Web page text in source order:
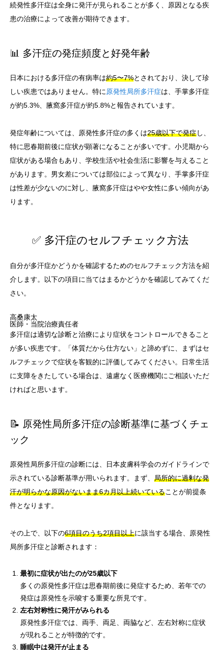
続発性多汗症は全身に発汗が見られることが多く、原因となる疾
患の治療によって改善が期待できます。
📊 多汗症の発症頻度と好発年齢
日本における多汗症の有病率は約5〜7%とされており、決して珍
しい疾患ではありません。特に 原発性局所多汗症は、手掌多汗症
が約5.3%、腋窩多汗症が約5.8%と報告されています。
発症年齢については、原発性多汗症の多くは25歳以下で発症し、
特に思春期前後に症状が顕著になることが多いです。小児期から
症状がある場合もあり、学校生活や社会生活に影響を与えること
があります。男女差については部位によって異なり、手掌多汗症
は性差が少ないのに対し、腋窩多汗症はやや女性に多い傾向があ
ります。
✅ 多汗症のセルフチェック方法
自分が多汗症かどうかを確認するためのセルフチェック方法を紹
介します。以下の項目に当てはまるかどうかを確認してみてくだ
さい。
高桑康太
医師・当院治療責任者
多汗症は適切な診断と治療により症状をコントロールできること
が多い疾患です。「体質だから仕方ない」と諦めずに、まずはセ
ルフチェックで症状を客観的に評価してみてください。日常生活
に支障をきたしている場合は、遠慮なく医療機関にご相談いただ
ければと思います。
📝 原発性局所多汗症の診断基準に基づくチェ
ック
原発性局所多汗症の診断には、日本皮膚科学会のガイドラインで
示されている診断基準が用いられます。まず、 局所的に過剰な発
汗が明らかな原因がないまま6カ月以上続いていることが前提条
件となります。
その上で、以下の6項目のうち2項目以上に該当する場合、原発性
局所多汗症と診断されます：
最初に症状が出たのが25歳以下
多くの原発性多汗症は思春期前後に発症するため、若年での
発症は原発性を示唆する重要な所見です。
左右対称性に発汗がみられる
原発性多汗症では、両手、両足、両脇など、左右対称に症状
が現れることが特徴的です。
睡眠中は発汗が止まる